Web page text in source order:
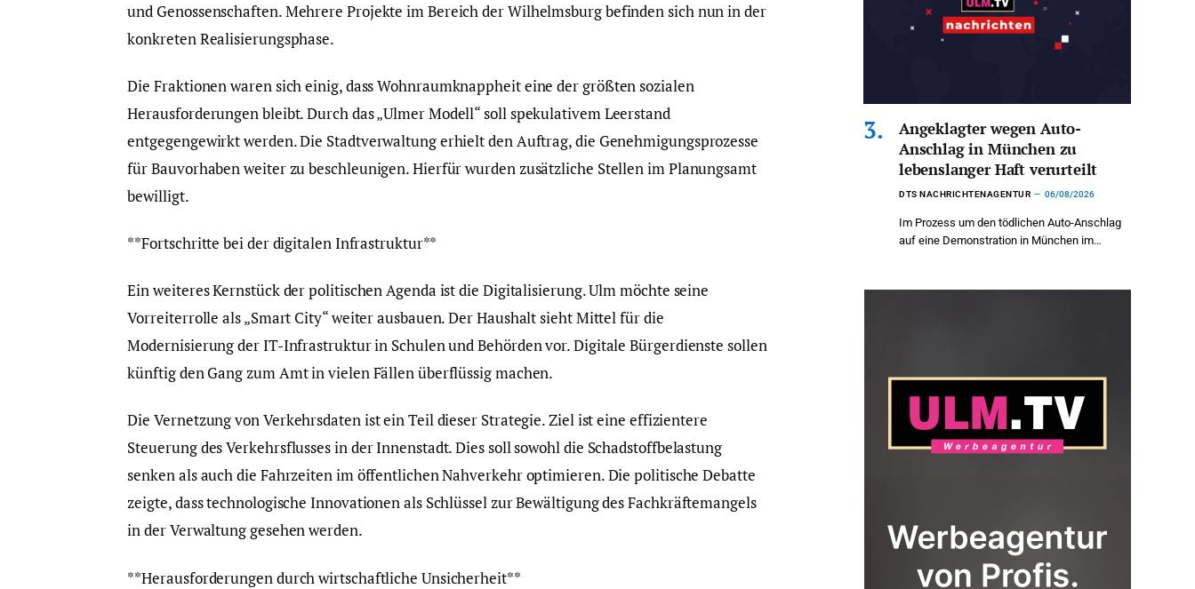
und Genossenschaften. Mehrere Projekte im Bereich der Wilhelmsburg befinden sich nun in der
konkreten Realisierungsphase.
Die Fraktionen waren sich einig, dass Wohnraumknappheit eine der größten sozialen
Herausforderungen bleibt. Durch das „Ulmer Modell“ soll spekulativem Leerstand
entgegengewirkt werden. Die Stadtverwaltung erhielt den Auftrag, die Genehmigungsprozesse
für Bauvorhaben weiter zu beschleunigen. Hierfür wurden zusätzliche Stellen im Planungsamt
bewilligt.
**Fortschritte bei der digitalen Infrastruktur**
Ein weiteres Kernstück der politischen Agenda ist die Digitalisierung. Ulm möchte seine
Vorreiterrolle als „Smart City“ weiter ausbauen. Der Haushalt sieht Mittel für die
Modernisierung der IT-Infrastruktur in Schulen und Behörden vor. Digitale Bürgerdienste sollen
künftig den Gang zum Amt in vielen Fällen überflüssig machen.
Die Vernetzung von Verkehrsdaten ist ein Teil dieser Strategie. Ziel ist eine effizientere
Steuerung des Verkehrsflusses in der Innenstadt. Dies soll sowohl die Schadstoffbelastung
senken als auch die Fahrzeiten im öffentlichen Nahverkehr optimieren. Die politische Debatte
zeigte, dass technologische Innovationen als Schlüssel zur Bewältigung des Fachkräftemangels
in der Verwaltung gesehen werden.
**Herausforderungen durch wirtschaftliche Unsicherheit**
Angeklagter wegen Auto-
Anschlag in München zu
lebenslanger Haft verurteilt
DTS NACHRICHTENAGENTUR 06/08/2026
Im Prozess um den tödlichen Auto-Anschlag
auf eine Demonstration in München im…